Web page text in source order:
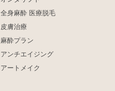
全身麻酔 医療脱毛
皮膚治療
麻酔プラン
アンチエイジング
アートメイク